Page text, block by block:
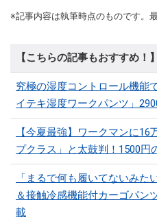
※記事内容は執筆時点のものです。
【こちらの記事もおすすめ！】
究極の湿度コントロール機能
イテキ湿度ワークパンツ」
【今夏最強】ワークマンに
プクラス」と太鼓判！1500円
「まるで何も履いてないみ
＆接触冷感機能付カーゴパン
載